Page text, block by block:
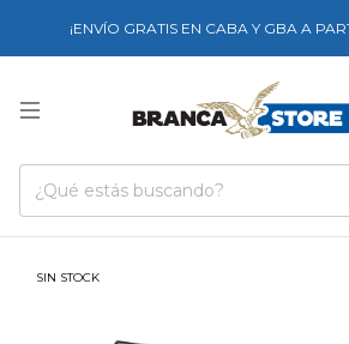
¡ENVÍO GRATIS EN CABA Y GBA A
SIN STOCK